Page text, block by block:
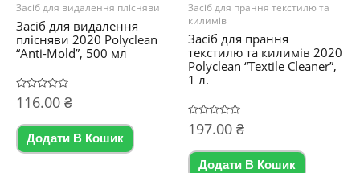
Засіб для видалення плісняви
Засіб для видалення
плісняви 2020 Polyclean
“Anti-Mold”, 500 мл
Оцінено
в
з
116.00 ₴
Додати В Кошик
Засіб для прання текстилю та
килимів
Засіб для прання
текстилю та килимів 2020
Polyclean “Textile Cleaner”,
1 л.
Оцінено
в
з
197.00 ₴
Додати В Кошик